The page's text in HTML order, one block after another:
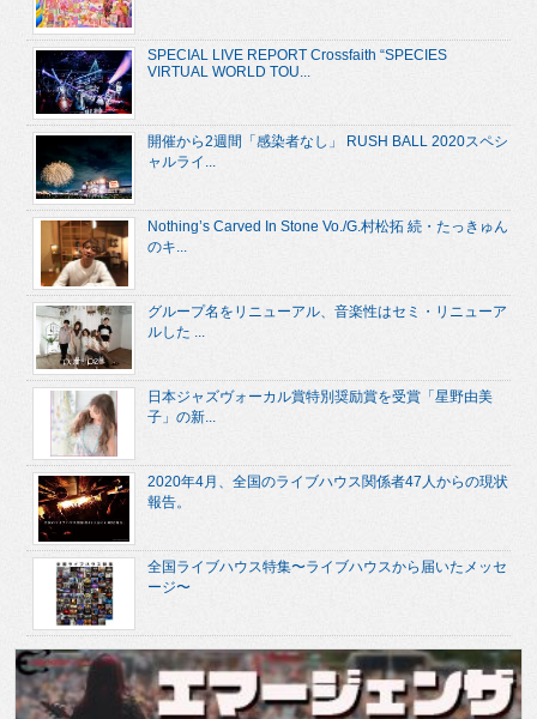
SPECIAL LIVE REPORT Crossfaith “SPECIES
VIRTUAL WORLD TOU...
開催から2週間「感染者なし」 RUSH BALL 2020スペシ
ャルライ...
Nothing’s Carved In Stone Vo./G.村松拓 続・たっきゅん
のキ...
グループ名をリニューアル、音楽性はセミ・リニューア
ルした ...
日本ジャズヴォーカル賞特別奨励賞を受賞「星野由美
子」の新...
2020年4月、全国のライブハウス関係者47人からの現状
報告。
全国ライブハウス特集〜ライブハウスから届いたメッセ
ージ〜